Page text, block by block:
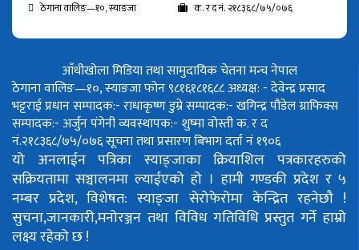
ठेगाना वालिङ—१०, स्याङजा
क. र द नं. २१८३६८/७५/०७६
आँधीखोला मिडिया तथा सामुदायिक चेतना मन्च नेपाल
ठेगाना वालिङ—१०, स्याङजा फोन ९८१६१८१६८८अध्यक्ष: - देवेन्द्र प्रसाद
भट्टराईप्रधान सम्पादक:- राधाकृष्ण डुम्रेसम्पादक:- खगिन्द्र पौडेलग्राफिक्स
सम्पादक:- अर्जुन पंगेनीव्यवस्थापक:- शुष्मा वोस्तीक. र द
नं.२१८३६८/७५/०७६सूचना तथा प्रसारण बिभाग दर्ता नं १९०६
यो अनलाईन पत्रिका स्याङ्जाका क्रियाशिल पत्रकारहरुको
सक्रियतामा सञ्चालनमा ल्याईएको हो । हामी गण्डकी प्रदेश र ५
नम्बर प्रदेश, विशेषत: स्याङ्जा सेरोफेरोमा केन्द्रित रहनेछौ !
सुचना,जानकारी,मनोरञ्जन तथा विविध गतिविधि प्रस्तुत गर्ने हाम्रो
लक्ष्य रहेको छ !